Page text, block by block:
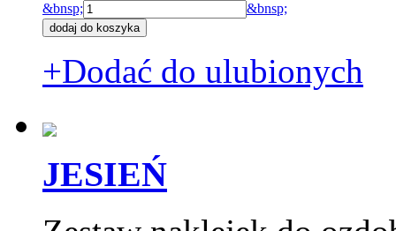
&bnsp; &bnsp;
+Dodać do ulubionych
JESIEŃ